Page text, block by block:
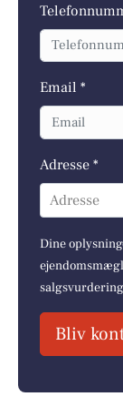
Email *
Adresse *
Adresse
Dine
Bliv